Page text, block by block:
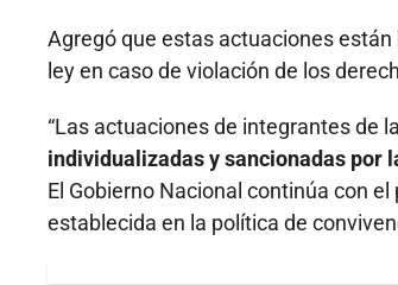
Agregó que estas actuaciones están
ley en caso de violación de los
“Las actuaciones de integrantes de
individualizadas y sancionadas por
El Gobierno Nacional continúa con
establecida en la política de